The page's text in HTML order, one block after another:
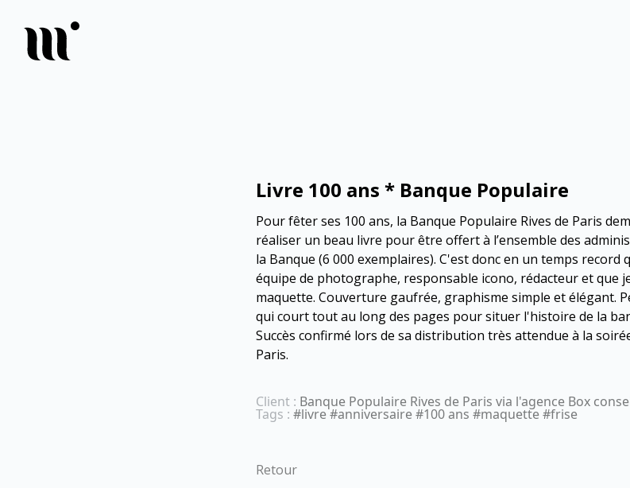
Livre 100 ans * Banque Populaire
Pour fêter ses 100 ans, la Banque Populaire Rives de Paris
réaliser un beau livre pour être offert à l’ensemble des
la Banque (6 000 exemplaires). C'est donc en un temps record
équipe de photographe, responsable icono, rédacteur et que
maquette. Couverture gaufrée, graphisme simple et élégant.
qui court tout au long des pages pour situer l'histoire de la
Succès confirmé lors de sa distribution très attendue à la
Paris.
Client : Banque Populaire Rives de Paris via l'agence Box
Tags : #livre #anniversaire #100 ans #maquette #frise
Retour